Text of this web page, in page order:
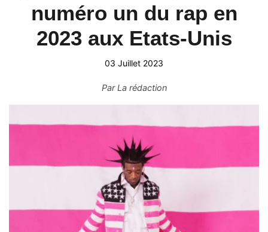
numéro un du rap en
2023 aux Etats-Unis
03 Juillet 2023
ParLa rédaction